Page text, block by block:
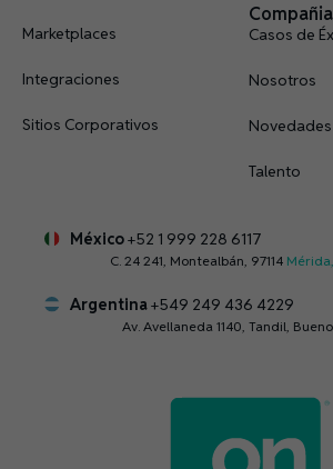
Marketplaces
Integraciones
Sitios Corporativos
Compañia
Casos de
Nosotros
Novedades
Talento
México+52 1 999 228 6117
C. 24 241, Montealbán, 97114
Argentina+549 249 436 4229
Av. Avellaneda 1140, Tandil,